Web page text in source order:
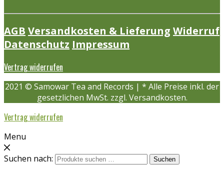
AGB Versandkosten & Lieferung Widerruf
Datenschutz Impressum
Vertrag widerrufen
2021 © Samowar Tea and Records | * Alle Preise inkl. der
gesetzlichen MwSt. zzgl. Versandkosten.
Vertrag widerrufen
Menu
Suchen nach:
Suchen